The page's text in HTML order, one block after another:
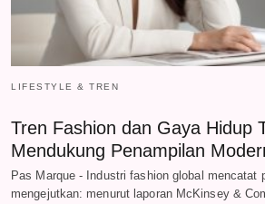
LIFESTYLE & TREN
Tren Fashion dan Gaya Hidup
Mendukung Penampilan
Pas Marque - Industri fashion global mencatat
mengejutkan: menurut laporan McKinsey &